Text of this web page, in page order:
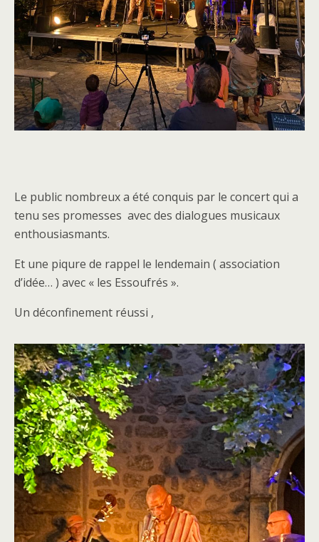
Le public nombreux a été conquis par le concert qui a
tenu ses promesses avec des dialogues musicaux
enthousiasmants.
Et une piqure de rappel le lendemain ( association
d’idée… ) avec « les Essoufrés ».
Un déconfinement réussi ,